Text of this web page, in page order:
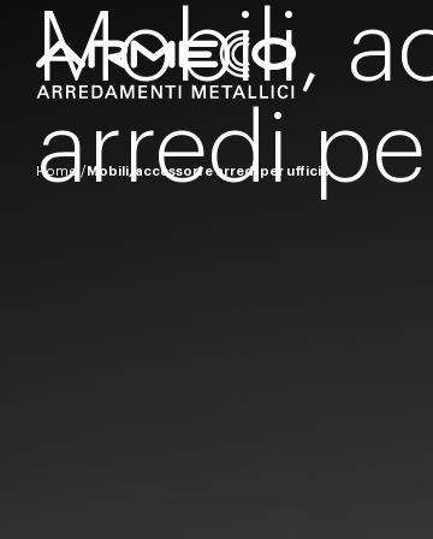
Home Mobili, accessori e arredi per ufficio
Mobili,
arredi